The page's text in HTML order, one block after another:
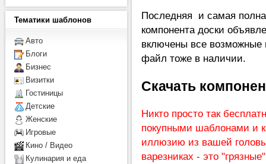
Последняя и самая
компонента доски
включены все возможные
файл тоже в наличии.
Скачать
Никто просто так
покупными шаблонами и
иллюзию из вашей
варезниках - это
Тематики шаблонов
Авто
Блоги
Бизнес
Визитки
Гостиницы
Детcкие
Женские
Игровые
Кино / Видео
Кулинария и еда